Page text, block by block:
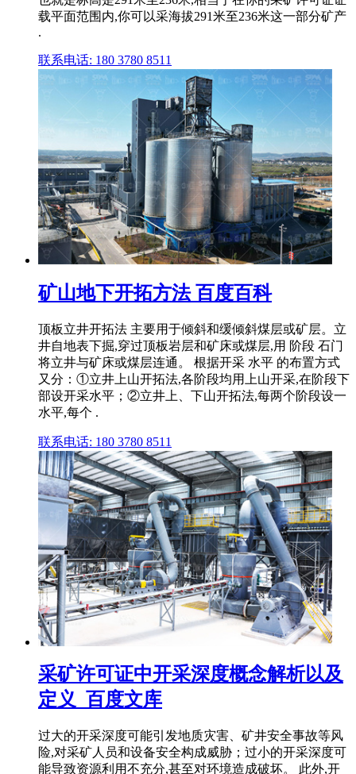
载平面范围内,你可以采海拔291米至236米这一部分矿产
.
联系电话: 180 3780 8511
矿山地下开拓方法 百度百科
顶板立井开拓法 主要用于倾斜和缓倾斜煤层或矿层。立
井自地表下掘,穿过顶板岩层和矿床或煤层,用 阶段 石门
将立井与矿床或煤层连通。 根据开采 水平 的布置方式
又分：①立井上山开拓法,各阶段均用上山开采,在阶段下
部设开采水平；②立井上、下山开拓法,每两个阶段设一
水平,每个 .
联系电话: 180 3780 8511
采矿许可证中开采深度概念解析以及
定义_百度文库
过大的开采深度可能引发地质灾害、矿井安全事故等风
险,对采矿人员和设备安全构成威胁；过小的开采深度可
能导致资源利用不充分,甚至对环境造成破坏。 此外,开